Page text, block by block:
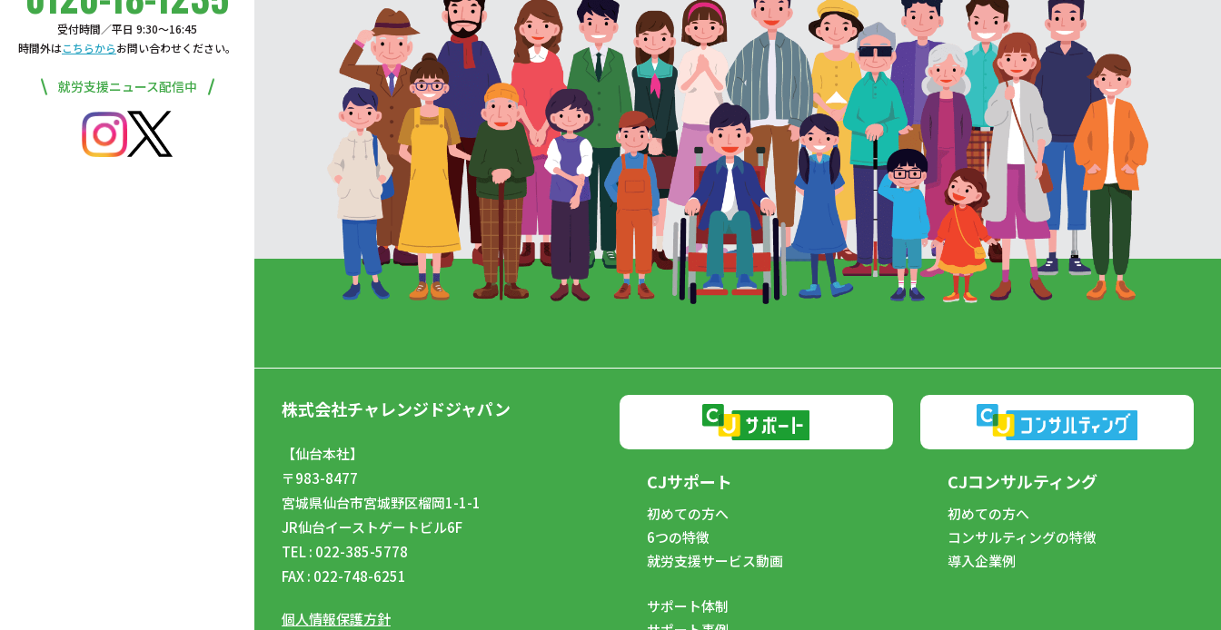
受付時間／平日 9:30〜16:45
時間外はこちらからお問い合わせください。
就労支援ニュース配信中
株式会社チャレンジドジャパン
【仙台本社】
〒983-8477
宮城県仙台市宮城野区榴岡1-1-1
JR仙台イーストゲートビル6F
TEL : 022-385-5778
FAX : 022-748-6251
個人情報保護方針
CJサポート
初めての方へ
6つの特徴
就労支援サービス動画
サポート体制
CJコンサルティング
初めての方へ
コンサルティングの特徴
導入企業例